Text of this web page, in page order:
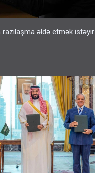
razılaşma əldə etmək istəyir